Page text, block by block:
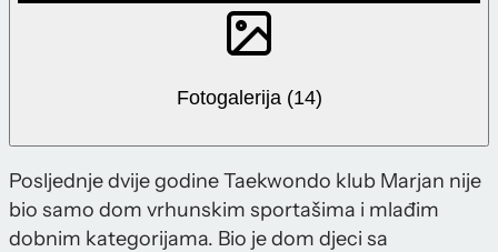
Fotogalerija (14)
Posljednje dvije godine Taekwondo klub Marjan nije
bio samo dom vrhunskim sportašima i mlađim
dobnim kategorijama. Bio je dom djeci sa